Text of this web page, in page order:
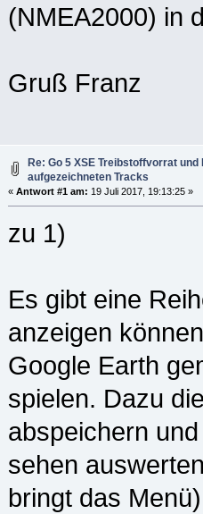
(NMEA2000) in
Gruß Franz
Re: Go 5 XSE Treibstoffvorrat
aufgezeichneten Tracks
«Antwort #1 am: 19 Juli 2017, 19:13:25 »
zu 1)
Es gibt eine
anzeigen
Google Earth
spielen. Dazu
abspeichern
sehen
bringt das